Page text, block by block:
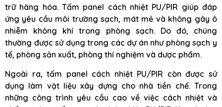
trữ hàng hóa. Tấm panel cách nhiệt PU/PIR giúp đáp
ứng yêu cầu môi trường sạch, mát mẻ và không gây ô
nhiễm không khí trong phòng sạch. Do đó, chúng
thường được sử dụng trong các dự án như phòng sạch y
tế, phòng sản xuất, phòng thí nghiệm và dược phẩm.
Ngoài ra, tấm panel cách nhiệt PU/PIR còn được sử
dụng làm vật liệu xây dựng cho nhà tiền chế. Trong
những công trình yêu cầu cao về việc cách nhiệt và